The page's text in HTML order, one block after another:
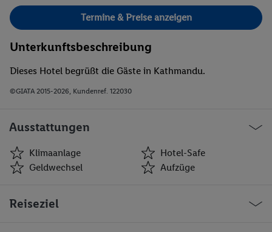
Bild 1 von 47.
Termine & Preise anzeigen
Unterkunftsbeschreibung
Dieses Hotel begrüßt die Gäste in Kathmandu.
©GIATA 2015-2026, Kundenref. 122030
Ausstattungen
Klimaanlage
Hotel-Safe
Geldwechsel
Aufzüge
Geldwechsel
Reiseziel